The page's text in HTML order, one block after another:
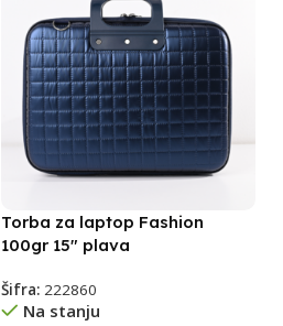
Torba za laptop Fashion
100gr 15″ plava
Šifra:222860
Na stanju